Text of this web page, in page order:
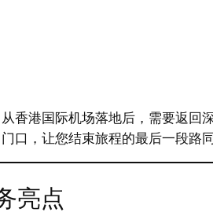
从香港国际机场落地后，需要返回
门口，让您结束旅程的最后一段路
亮点